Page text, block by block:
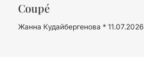
Coupé
Жанна Кудайбергенова 11.07.2026